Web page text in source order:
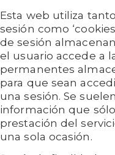
Esta web utiliza
sesión como
de sesión
el usuario accede a
permanentes
para que sean
una sesión. Se
información que
prestación del
una sola ocasión.